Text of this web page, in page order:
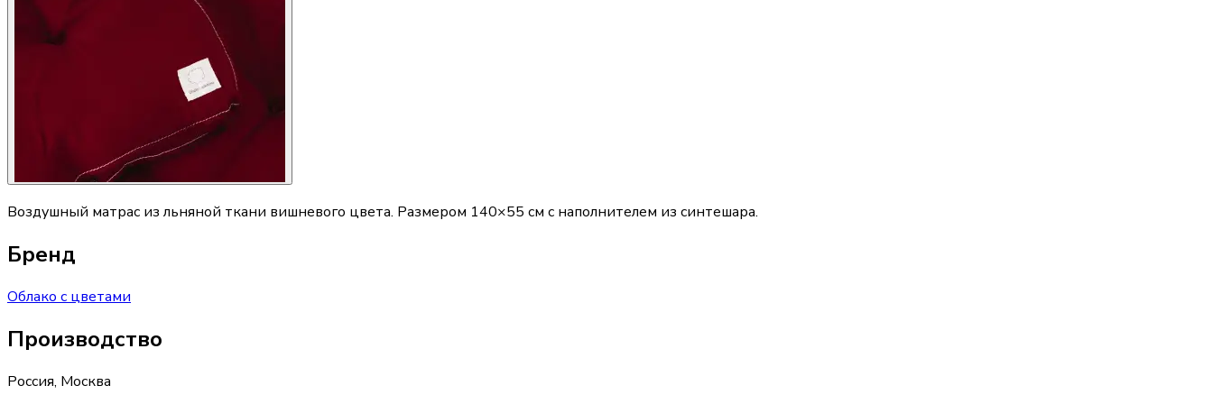
Воздушный матрас из льняной ткани вишневого цвета. Размером 140×55 см с наполнителем из синтешара.
Бренд
Облако с цветами
Производство
Россия, Москва